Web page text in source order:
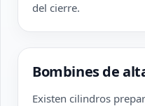
del cierre.
Bombines de
Existen cilindros